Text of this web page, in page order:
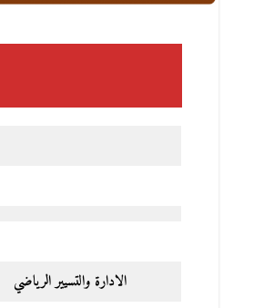
الادارة والتسيير الرياضي